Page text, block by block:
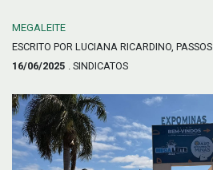
MEGALEITE
ESCRITO POR LUCIANA RICARDINO, PASSOS
16/06/2025 . SINDICATOS